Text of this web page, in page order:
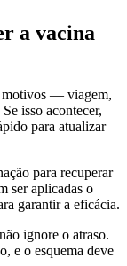
a vacina
motivos — viagem,
isso acontecer,
para atualizar
para recuperar
ser aplicadas o
garantir a eficácia.
ignore o atraso.
e o esquema deve